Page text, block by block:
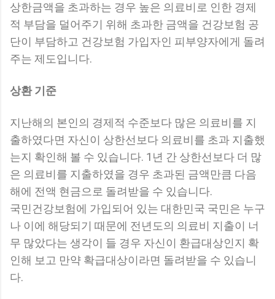
상한금액을 초과하는 경우 높은 의료비로 인한 경제
적 부담을 덜어주기 위해 초과한 금액을 건강보험 공
단이 부담하고 건강보험 가입자인 피부양자에게 돌려
주는 제도입니다.
상환 기준
지난해의 본인의 경제적 수준보다 많은 의료비를 지
출하였다면 자신이 상한선보다 의료비를 초과 지출했
는지 확인해 볼 수 있습니다. 1년 간 상한선보다 더 많
은 의료비를 지출하였을 경우 초과된 금액만큼 다음
해에 전액 현금으로 돌려받을 수 있습니다.
국민건강보험에 가입되어 있는 대한민국 국민은 누구
나 이에 해당되기 때문에 전년도의 의료비 지출이 너
무 많았다는 생각이 들 경우 자신이 환급대상인지 확
인해 보고 만약 확급대상이라면 돌려받을 수 있습니
다.